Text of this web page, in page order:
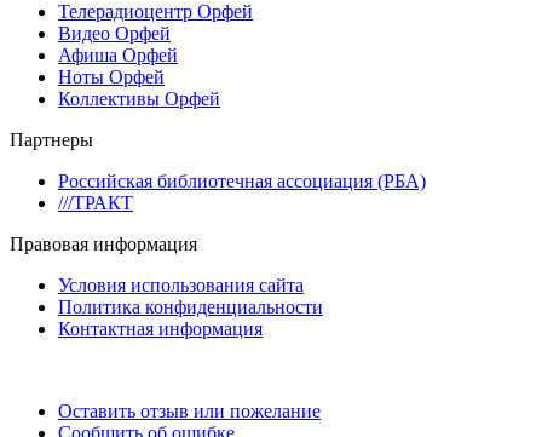
Телерадиоцентр Орфей
Видео Орфей
Афиша Орфей
Ноты Орфей
Коллективы Орфей
Партнеры
Российская библиотечная ассоциация (РБА)
///ТРАКТ
Правовая информация
Условия использования сайта
Политика конфиденциальности
Контактная информация
Оставить отзыв или пожелание